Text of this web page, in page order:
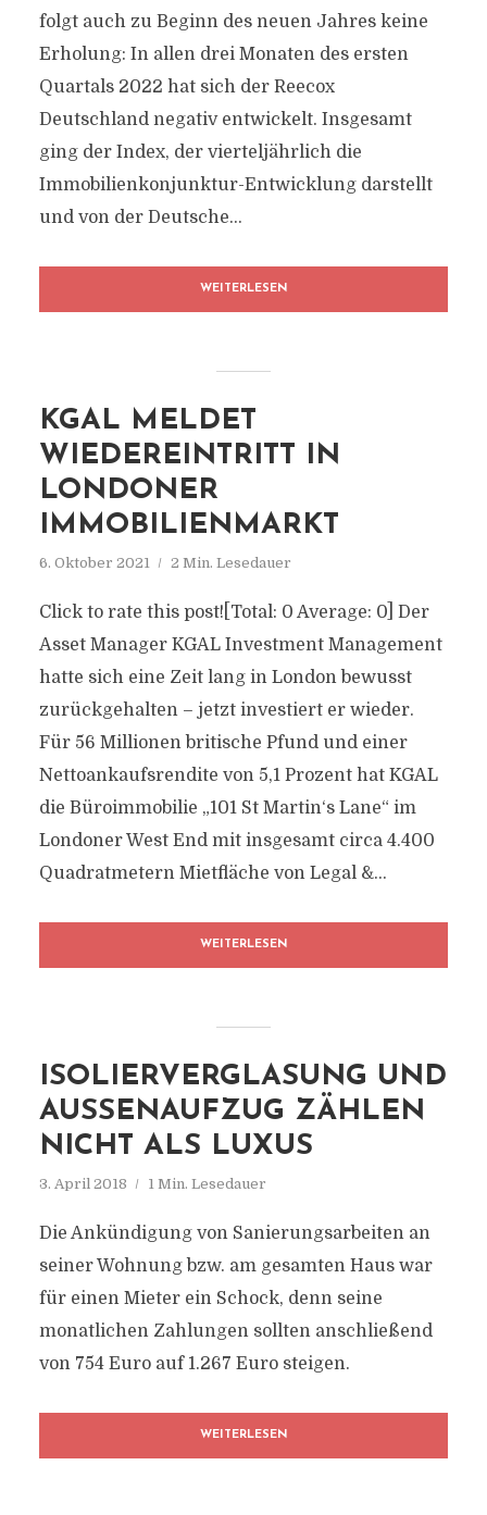
folgt auch zu Beginn des neuen Jahres keine
Erholung: In allen drei Monaten des ersten
Quartals 2022 hat sich der Reecox
Deutschland negativ entwickelt. Insgesamt
ging der Index, der vierteljährlich die
Immobilienkonjunktur-Entwicklung darstellt
und von der Deutsche...
WEITERLESEN
KGAL MELDET
WIEDEREINTRITT IN
LONDONER
IMMOBILIENMARKT
6. Oktober 2021 2 Min. Lesedauer
Click to rate this post![Total: 0 Average: 0] Der
Asset Manager KGAL Investment Management
hatte sich eine Zeit lang in London bewusst
zurückgehalten – jetzt investiert er wieder.
Für 56 Millionen britische Pfund und einer
Nettoankaufsrendite von 5,1 Prozent hat KGAL
die Büroimmobilie „101 St Martin‘s Lane“ im
Londoner West End mit insgesamt circa 4.400
Quadratmetern Mietfläche von Legal &...
WEITERLESEN
ISOLIERVERGLASUNG UND
AUSSENAUFZUG ZÄHLEN N
ICHT ALS LUXUS
3. April 2018 1 Min. Lesedauer
Die Ankündigung von Sanierungsarbeiten an
seiner Wohnung bzw. am gesamten Haus war
für einen Mieter ein Schock, denn seine
monatlichen Zahlungen sollten anschließend
von 754 Euro auf 1.267 Euro steigen.
WEITERLESEN